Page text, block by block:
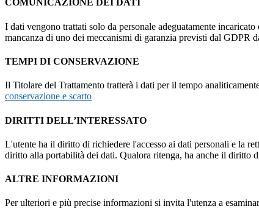
COMUNICAZIONE DEI DATI
I dati vengono trattati solo da personale adeguatamente
mancanza di uno dei meccanismi di garanzia previsti dal GDPR
TEMPI DI CONSERVAZIONE
Il Titolare del Trattamento tratterà i dati per il tempo
conservazione e scarto
DIRITTI DELL’INTERESSATO
L'utente ha il diritto di richiedere l'accesso ai dati personali e la
diritto alla portabilità dei dati. Qualora ritenga, ha anche il diritto
ALTRE INFORMAZIONI
Per ulteriori e più precise informazioni si invita l'utenza a